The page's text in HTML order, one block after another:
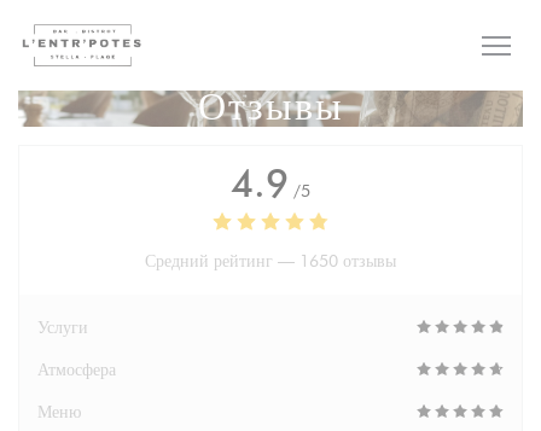
Отзывы
4.9 /5
Средний рейтинг — 1650 отзывы
Услуги
Атмосфера
Меню